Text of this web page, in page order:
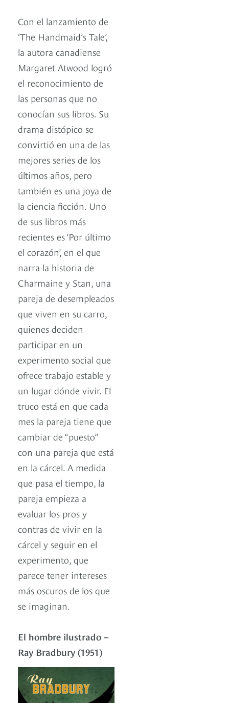
Con el lanzamiento de
‘The Handmaid’s Tale’,
la autora canadiense
Margaret Atwood logró
el reconocimiento de
las personas que no
conocían sus libros. Su
drama distópico se
convirtió en una de las
mejores series de los
últimos años, pero
también es una joya de
la ciencia ficción. Uno
de sus libros más
recientes es ‘Por último
el corazón’, en el que
narra la historia de
Charmaine y Stan, una
pareja de desempleados
que viven en su carro,
quienes deciden
participar en un
experimento social que
ofrece trabajo estable y
un lugar dónde vivir. El
truco está en que cada
mes la pareja tiene que
cambiar de “puesto”
con una pareja que está
en la cárcel. A medida
que pasa el tiempo, la
pareja empieza a
evaluar los pros y
contras de vivir en la
cárcel y seguir en el
experimento, que
parece tener intereses
más oscuros de los que
se imaginan.
El hombre ilustrado –
Ray Bradbury (1951)